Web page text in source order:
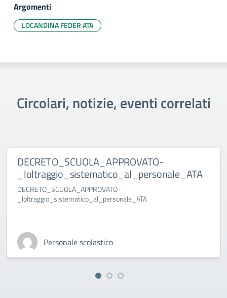
Argomenti
LOCANDINA FEDER ATA
Circolari, notizie, eventi correlati
DECRETO_SCUOLA_APPROVATO-
_loltraggio_sistematico_al_personale_ATA
DECRETO_SCUOLA_APPROVATO-
_loltraggio_sistematico_al_personale_ATA
Personale scolastico